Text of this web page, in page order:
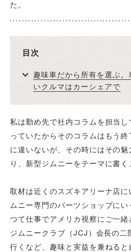
た。
目次
趣味車だから所有を選ぶ
いクルマはカーシェアで
私は勤め先で社内コラムを担当
っていたからそのコラムはもう
に違いないが、その時にはその
り、新型ジムニーをテーマに書く
取材は近くのスズキアリーナ店
ムニー専門のパーツショップに
つて仕事でアメリカ視察にご一
ジムニークラブ（JCJ）会長の二
行くなど、趣味と実益を兼ねる